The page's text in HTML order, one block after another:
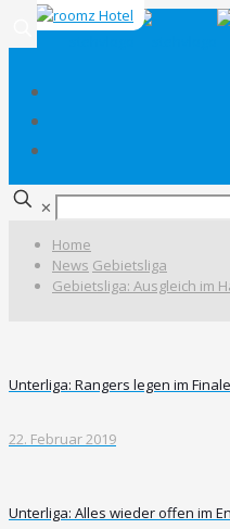
✕
Home
News Gebietsliga
Gebietsliga: Ausgleich im
Unterliga: Rangers legen im
22. Februar 2019
Unterliga: Alles wieder offen im